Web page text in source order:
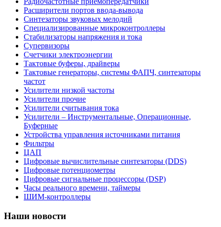
Расширители портов ввода-вывода
Синтезаторы звуковых мелодий
Специализированные микроконтроллеры
Стабилизаторы напряжения и тока
Супервизоры
Счетчики электроэнергии
Тактовые буферы, драйверы
Тактовые генераторы, системы ФАПЧ, синтезаторы
частот
Усилители низкой частоты
Усилители прочие
Усилители считывания тока
Усилители – Инструментальные, Операционные,
Буферные
Устройства управления источниками питания
Фильтры
ЦАП
Цифровые вычислительные синтезаторы (DDS)
Цифровые потенциометры
Цифровые сигнальные процессоры (DSP)
Часы реального времени, таймеры
ШИМ-контроллеры
Наши новости